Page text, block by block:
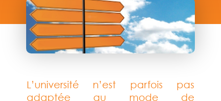
L’université n’est parfois pas
adaptée au mode de